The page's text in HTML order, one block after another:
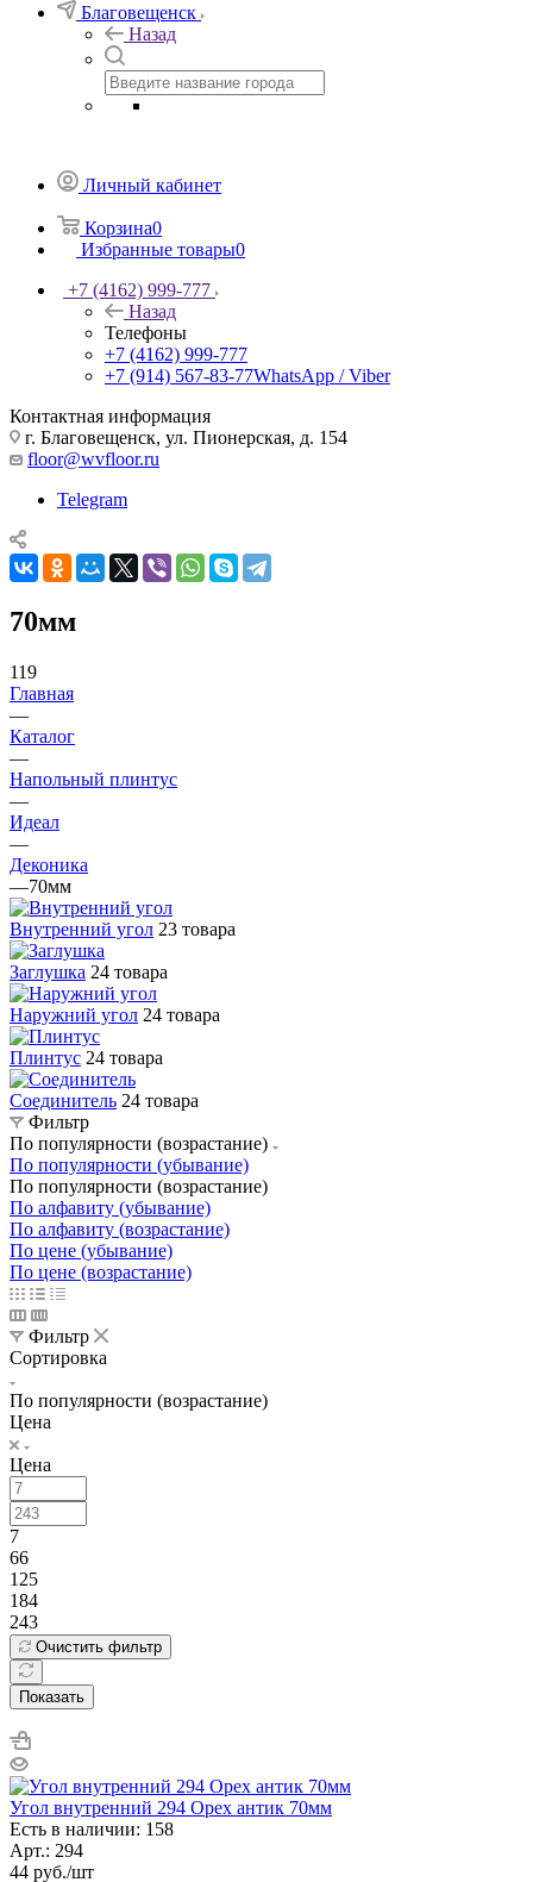
Благовещенск
Назад
Личный кабинет
Корзина0
Избранные товары0
+7 (4162) 999-777
Назад
Телефоны
+7 (4162) 999-777
+7 (914) 567-83-77WhatsApp / Viber
Контактная информация
г. Благовещенск, ул. Пионерская, д. 154
floor@wvfloor.ru
Telegram
70мм
119
Главная
—
Каталог
—
Напольный плинтус
—
Идеал
—
Деконика
—70мм
Внутренний угол 23 товара
Заглушка 24 товара
Наружний угол 24 товара
Плинтус 24 товара
Соединитель 24 товара
Фильтр
По популярности (возрастание)
По популярности (убывание)
По популярности (возрастание)
По алфавиту (убывание)
По алфавиту (возрастание)
По цене (убывание)
По цене (возрастание)
Фильтр
Сортировка
По популярности (возрастание)
Цена
Цена
7
66
125
184
243
Очистить фильтр
Показать
Угол внутренний 294 Орех антик 70мм
Есть в наличии: 158
Арт.: 294
44 руб./шт